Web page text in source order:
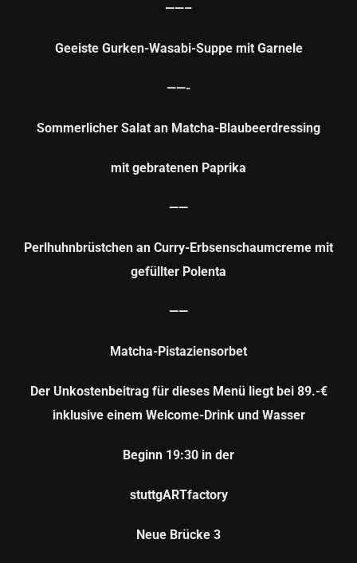
——–
Geeiste Gurken-Wasabi-Suppe mit Garnele
——-
Sommerlicher Salat an Matcha-Blaubeerdressing
mit gebratenen Paprika
——
Perlhuhnbrüstchen an Curry-Erbsenschaumcreme mit
gefüllter Polenta
——
Matcha-Pistaziensorbet
Der Unkostenbeitrag für dieses Menü liegt bei 89.-€
inklusive einem Welcome-Drink und Wasser
Beginn 19:30 in der
stuttgARTfactory
Neue Brücke 3